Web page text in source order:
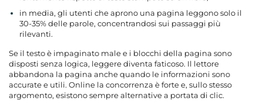
in media, gli utenti che aprono una pagina leggono solo il
30-35% delle parole, concentrandosi sui passaggi più
rilevanti.
Se il testo è impaginato male e i blocchi della pagina sono
disposti senza logica, leggere diventa faticoso. Il lettore
abbandona la pagina anche quando le informazioni sono
accurate e utili. Online la concorrenza è forte e, sullo stesso
argomento, esistono sempre alternative a portata di clic.